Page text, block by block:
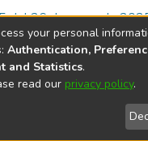
del 26 de mayo de
Nacional de
your personal
Authentication,
and Statistics.
read our privacy policy.